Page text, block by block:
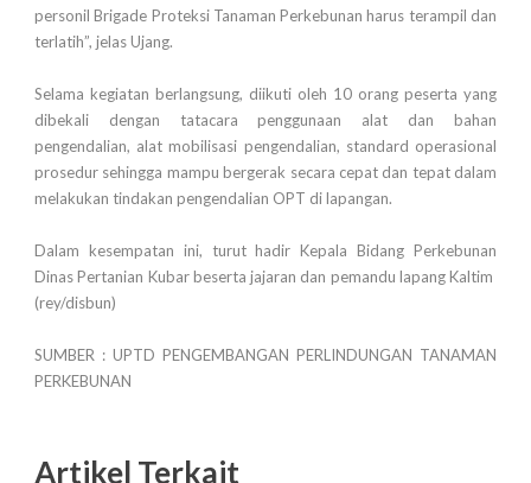
personil Brigade Proteksi Tanaman Perkebunan harus terampil dan
terlatih”, jelas Ujang.
Selama kegiatan berlangsung, diikuti oleh 10 orang peserta yang
dibekali dengan tatacara penggunaan alat dan bahan
pengendalian, alat mobilisasi pengendalian, standard operasional
prosedur sehingga mampu bergerak secara cepat dan tepat dalam
melakukan tindakan pengendalian OPT di lapangan.
Dalam kesempatan ini, turut hadir Kepala Bidang Perkebunan
Dinas Pertanian Kubar beserta jajaran dan pemandu lapang Kaltim
(rey/disbun)
SUMBER : UPTD PENGEMBANGAN PERLINDUNGAN TANAMAN
PERKEBUNAN
Artikel Terkait